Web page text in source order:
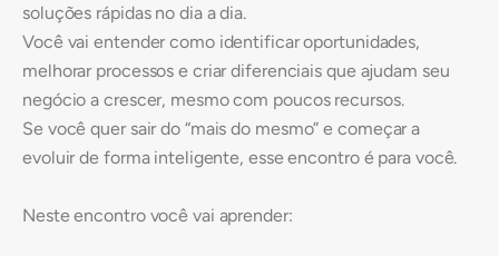
soluções rápidas no dia a dia.
Você vai entender como identificar oportunidades,
melhorar processos e criar diferenciais que ajudam seu
negócio a crescer, mesmo com poucos recursos.
Se você quer sair do “mais do mesmo” e começar a
evoluir de forma inteligente, esse encontro é para você.
Neste encontro você vai aprender: